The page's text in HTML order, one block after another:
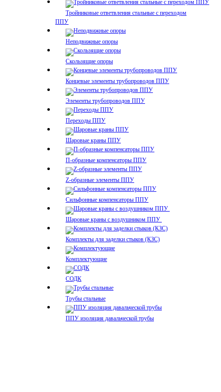
Тройниковые ответвления стальные с переходом
ППУ
Неподвижные опоры
Скользящие опоры
Концевые элементы трубопроводов ППУ
Элементы трубопроводов ППУ
Переходы ППУ
Шаровые краны ППУ
П-образные компенсаторы ППУ
Z-образные элементы ППУ
Сильфонные компенсаторы ППУ
Шаровые краны с воздушником ППУ
Комплекты для заделки стыков (КЗС)
Комплектующие
СОДК
Трубы стальные
ППУ изоляция давальческой трубы